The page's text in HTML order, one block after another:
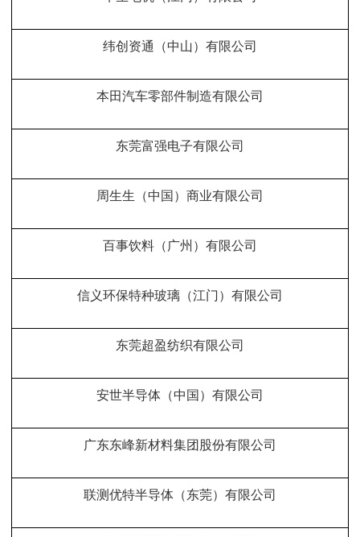
纬创资通（中山）有限公司
本田汽车零部件制造有限公司
东莞富强电子有限公司
周生生（中国）商业有限公司
百事饮料（广州）有限公司
信义环保特种玻璃（江门）有限公司
东莞超盈纺织有限公司
安世半导体（中国）有限公司
广东东峰新材料集团股份有限公司
联测优特半导体（东莞）有限公司